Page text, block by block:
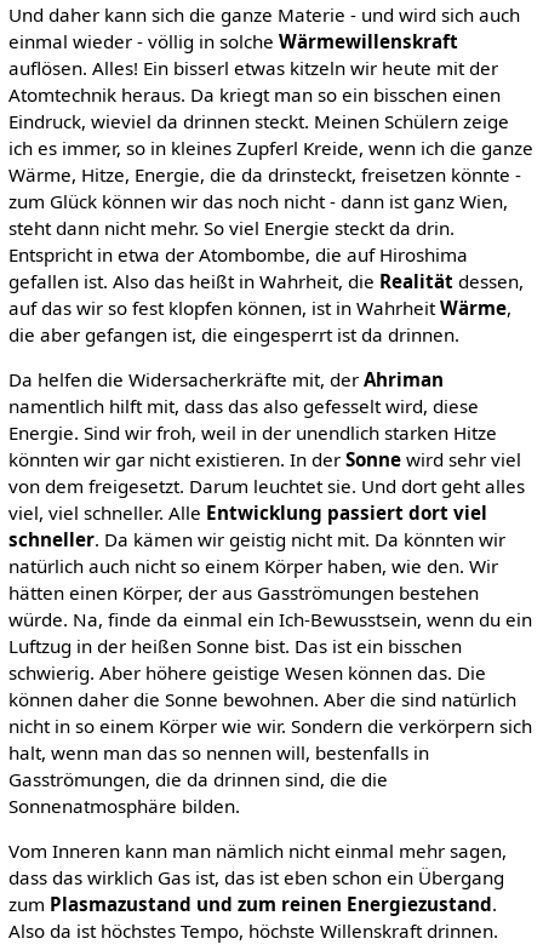
Und daher kann sich die ganze Materie - und wird sich auch
einmal wieder - völlig in solche Wärmewillenskraft
auflösen. Alles! Ein bisserl etwas kitzeln wir heute mit der
Atomtechnik heraus. Da kriegt man so ein bisschen einen
Eindruck, wieviel da drinnen steckt. Meinen Schülern zeige
ich es immer, so in kleines Zupferl Kreide, wenn ich die ganze
Wärme, Hitze, Energie, die da drinsteckt, freisetzen könnte -
zum Glück können wir das noch nicht - dann ist ganz Wien,
steht dann nicht mehr. So viel Energie steckt da drin.
Entspricht in etwa der Atombombe, die auf Hiroshima
gefallen ist. Also das heißt in Wahrheit, die Realitätdessen,
auf das wir so fest klopfen können, ist in WahrheitWärme,
die aber gefangen ist, die eingesperrt ist da drinnen.
Da helfen die Widersacherkräfte mit, der Ahriman
namentlich hilft mit, dass das also gefesselt wird, diese
Energie. Sind wir froh, weil in der unendlich starken Hitze
könnten wir gar nicht existieren. In der Sonnewird sehr viel
von dem freigesetzt. Darum leuchtet sie. Und dort geht alles
viel, viel schneller. Alle Entwicklung passiert dort viel
schneller. Da kämen wir geistig nicht mit. Da könnten wir
natürlich auch nicht so einem Körper haben, wie den. Wir
hätten einen Körper, der aus Gasströmungen bestehen
würde. Na, finde da einmal ein Ich-Bewusstsein, wenn du ein
Luftzug in der heißen Sonne bist. Das ist ein bisschen
schwierig. Aber höhere geistige Wesen können das. Die
können daher die Sonne bewohnen. Aber die sind natürlich
nicht in so einem Körper wie wir. Sondern die verkörpern sich
halt, wenn man das so nennen will, bestenfalls in
Gasströmungen, die da drinnen sind, die die
Sonnenatmosphäre bilden.
Vom Inneren kann man nämlich nicht einmal mehr sagen,
dass das wirklich Gas ist, das ist eben schon ein Übergang
zum Plasmazustand und zum reinen Energiezustand.
Also da ist höchstes Tempo, höchste Willenskraft drinnen.